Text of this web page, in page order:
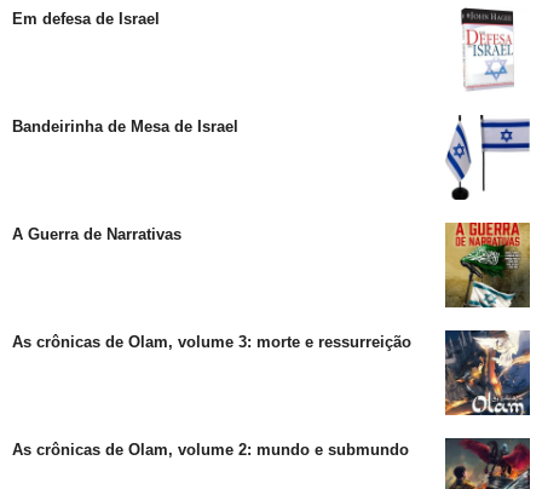
Em defesa de Israel
Bandeirinha de Mesa de Israel
A Guerra de Narrativas
As crônicas de Olam, volume 3: morte e ressurreição
As crônicas de Olam, volume 2: mundo e submundo